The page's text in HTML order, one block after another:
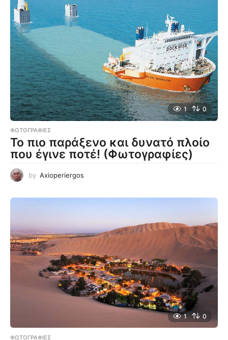
1 0
ΦΩΤΟΓΡΑΦΊΕΣ
Το πιο παράξενο και δυνατό πλοίο
που έγινε ποτέ! (Φωτογραφίες)
by Axioperiergos
1 0
ΦΩΤΟΓΡΑΦΊΕΣ